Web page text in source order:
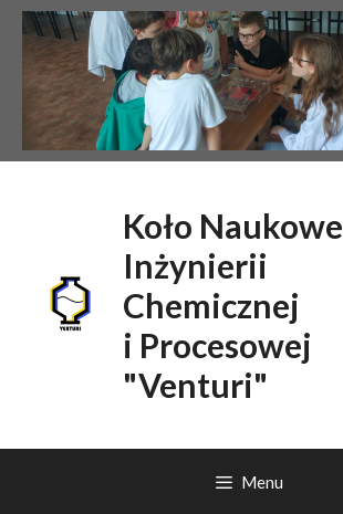
Przejdź
treści
Koło Naukowe
Inżynierii
Chemicznej
i Procesowej
"Venturi"
Menu